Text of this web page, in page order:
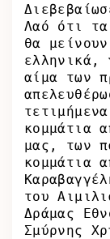
Λαό ότι
θα
ελληνικά,
αίμα των
κομμάτια
μας, των
κομμάτια
του
Δράμας
Σμύρνης